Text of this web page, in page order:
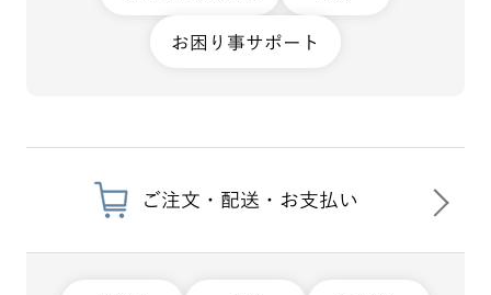
お困り事サポート
ご注文・配送・お支払い